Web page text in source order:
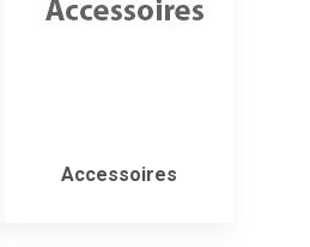
Accessoires